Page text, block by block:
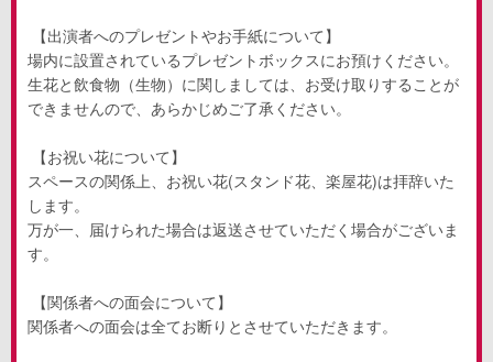
【出演者へのプレゼントやお手紙について】
場内に設置されているプレゼントボックスにお預けください。
生花と飲食物（生物）に関しましては、お受け取りすることが
できませんので、あらかじめご了承ください。
【お祝い花について】
スペースの関係上、お祝い花(スタンド花、楽屋花)は拝辞いた
します。
万が一、届けられた場合は返送させていただく場合がございま
す。
【関係者への面会について】
関係者への面会は全てお断りとさせていただきます。